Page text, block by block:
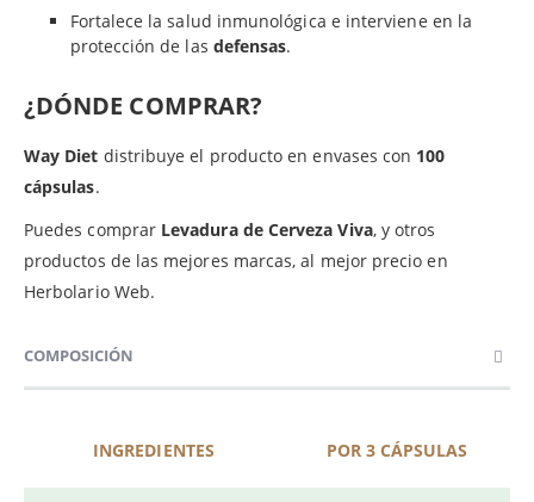
Fortalece la salud inmunológica e interviene en la
protección de las defensas.
¿DÓNDE COMPRAR?
Way Diet distribuye el producto en envases con 100
cápsulas.
Puedes comprar Levadura de Cerveza Viva, y otros
productos de las mejores marcas, al mejor precio en
Herbolario Web.
COMPOSICIÓN
INGREDIENTES POR 3 CÁPSULAS